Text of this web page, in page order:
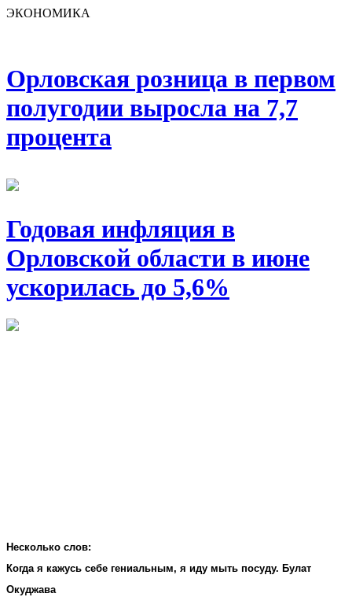
ЭКОНОМИКА
Орловская розница в первом
полугодии выросла на 7,7
процента
Годовая инфляция в
Орловской области в июне
ускорилась до 5,6%
Несколько слов:
Когда я кажусь себе гениальным, я иду мыть посуду. Булат
Окуджава